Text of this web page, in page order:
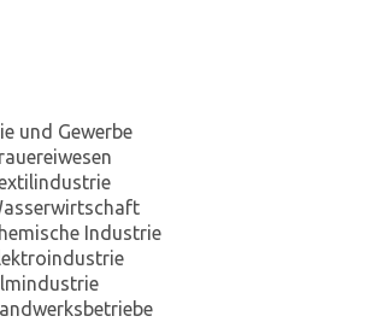
und Gewerbe
Industrie